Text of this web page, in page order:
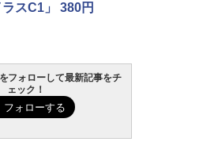
ラスC1」 380円
フォローして最新記事をチ
ェック！